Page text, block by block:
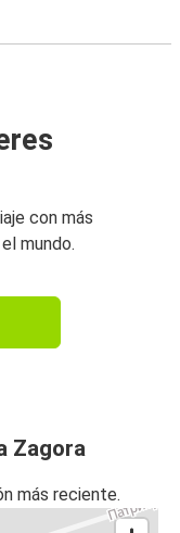
con más
mundo.
Zagora
más reciente.